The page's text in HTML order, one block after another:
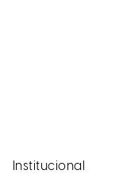
Institucional